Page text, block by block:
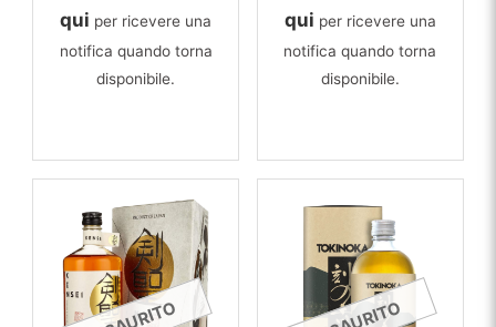
qui per ricevere una
notifica quando torna
disponibile.
qui per ricevere una
notifica quando torna
disponibile.